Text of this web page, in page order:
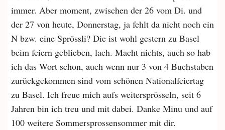
immer. Aber moment, zwischen der 26 vom Di. und
der 27 von heute, Donnerstag, ja fehlt da nicht noch ein
N bzw. eine Sprössli? Die ist wohl gestern zu Basel
beim feiern geblieben, lach. Macht nichts, auch so hab
ich das Wort schon, auch wenn nur 3 von 4 Buchstaben
zurückgekommen sind vom schönen Nationalfeiertag
zu Basel. Ich freue mich aufs weitersprösseln, seit 6
Jahren bin ich treu und mit dabei. Danke Minu und auf
100 weitere Sommersprossensommer mit dir.